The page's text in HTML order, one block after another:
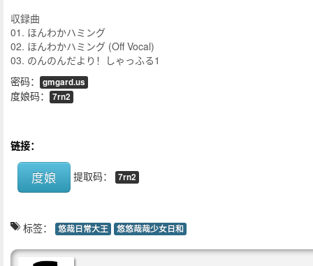
収録曲
01. ほんわかハミング
02. ほんわかハミング (Off Vocal)
03. のんのんだより！しゃっふる1
密码：
gmgard.us
度娘码： 7rn2
链接：
度娘 提取码： 7rn2
标签： 悠哉日常大王 悠悠哉哉少女日和